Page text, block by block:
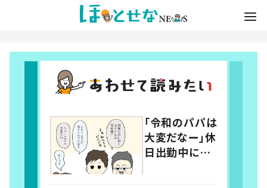
「令和のパパは
大変だなー」休
日出勤中に言